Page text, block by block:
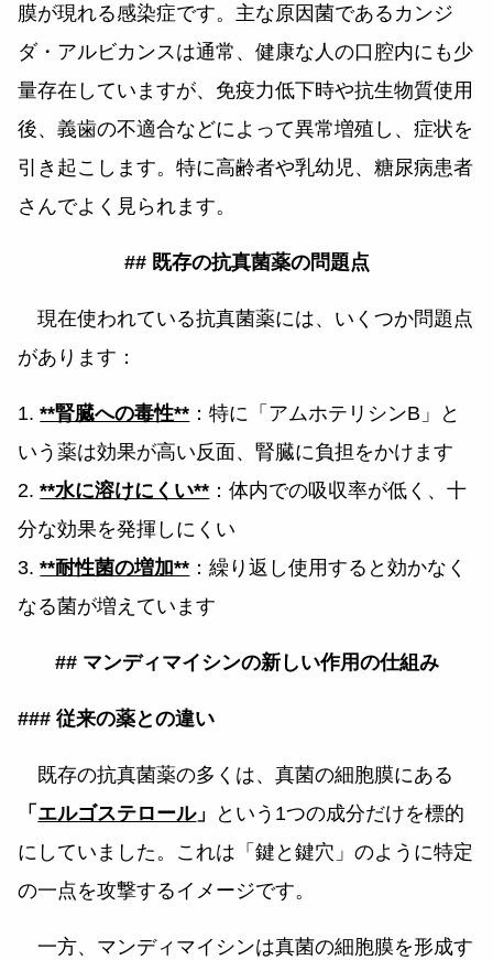
膜が現れる感染症です。主な原因菌であるカンジ
ダ・アルビカンスは通常、健康な人の口腔内にも少
量存在していますが、免疫力低下時や抗生物質使用
後、義歯の不適合などによって異常増殖し、症状を
引き起こします。特に高齢者や乳幼児、糖尿病患者
さんでよく見られます。
## 既存の抗真菌薬の問題点
現在使われている抗真菌薬には、いくつか問題点
があります：
1.**腎臓への毒性** ：特に「アムホテリシンB」と
いう薬は効果が高い反面、腎臓に負担をかけます
2.**水に溶けにくい** ：体内での吸収率が低く、十
分な効果を発揮しにくい
3.**耐性菌の増加** ：繰り返し使用すると効かなく
なる菌が増えています
## マンディマイシンの新しい作用の仕組み
### 従来の薬との違い
既存の抗真菌薬の多くは、真菌の細胞膜にある
「 エルゴステロール」
という1つの成分だけを標的
にしていました。これは「鍵と鍵穴」のように特定
の一点を攻撃するイメージです。
一方、マンディマイシンは真菌の細胞膜を形成す